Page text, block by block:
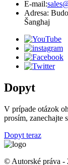
E-mail:
Adresa:
Šanghaj
Dopyt
V prípade otázok
prosím, zanechajte
Dopyt teraz
© Autorské práva -